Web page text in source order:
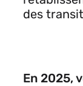
des
En 2025,